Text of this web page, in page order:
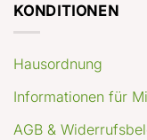
KONDITIONEN
Hausordnung
Informationen für
AGB &